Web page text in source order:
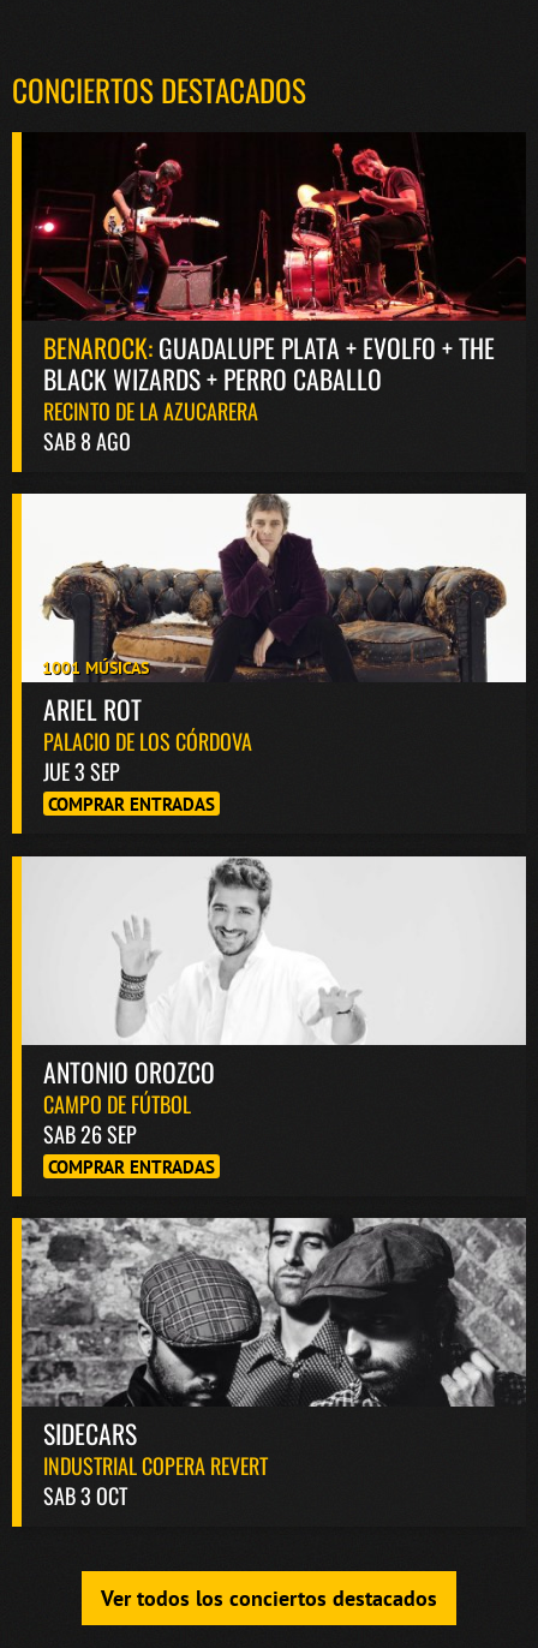
CONCIERTOS DESTACADOS
BENAROCK:GUADALUPE PLATA + EVOLFO + THE
BLACK WIZARDS + PERRO CABALLO
RECINTO DE LA AZUCARERA
SAB 8 AGO
1001 MÚSICAS
ARIEL ROT
PALACIO DE LOS CÓRDOVA
JUE 3 SEP
COMPRAR ENTRADAS
ANTONIO OROZCO
CAMPO DE FÚTBOL
SAB 26 SEP
COMPRAR ENTRADAS
SIDECARS
INDUSTRIAL COPERA REVERT
SAB 3 OCT
Ver todos los conciertos destacados